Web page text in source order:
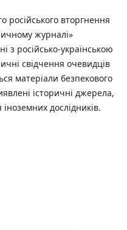
російського вторгнення
журналі»
з російсько-українською
свідчення очевидців
матеріали безпекового
історичні джерела,
дослідників.